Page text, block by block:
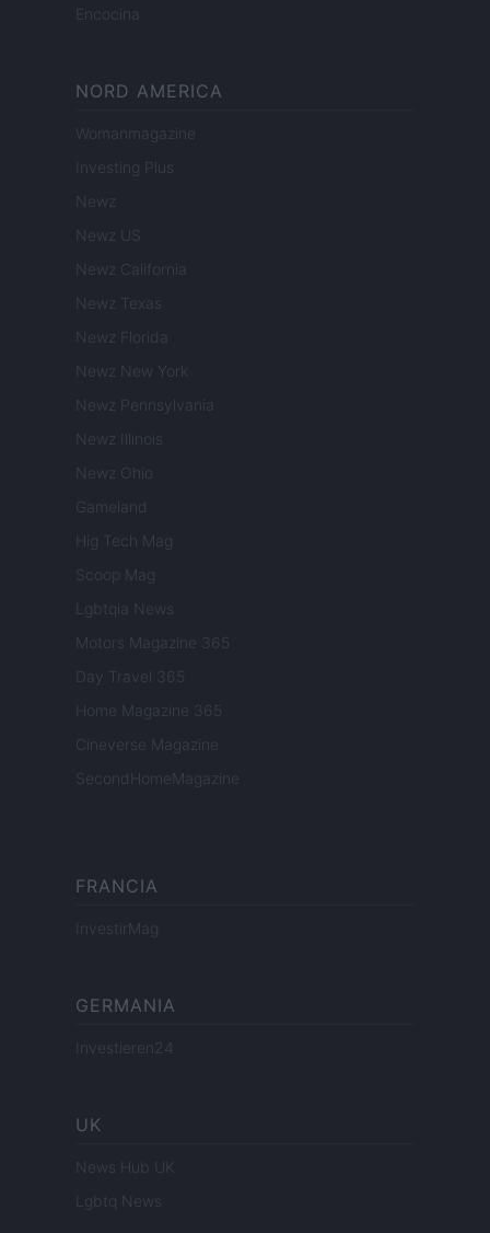
Encocina
NORD AMERICA
Womanmagazine
Investing Plus
Newz
Newz US
Newz California
Newz Texas
Newz Florida
Newz New York
Newz Pennsylvania
Newz Illinois
Newz Ohio
Gameland
Hig Tech Mag
Scoop Mag
Lgbtqia News
Motors Magazine 365
Day Travel 365
Home Magazine 365
Cineverse Magazine
SecondHomeMagazine
FRANCIA
InvestirMag
GERMANIA
Investieren24
UK
News Hub UK
Lgbtq News